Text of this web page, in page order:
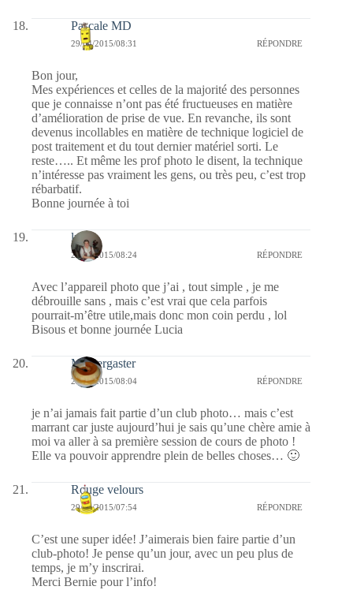
Pascale MD
29/04/2015/08:31 RÉPONDRE
Bon jour,
Mes expériences et celles de la majorité des personnes
que je connaisse n’ont pas été fructueuses en matière
d’amélioration de prise de vue. En revanche, ils sont
devenus incollables en matière de technique logiciel de
post traitement et du tout dernier matériel sorti. Le
reste….. Et même les prof photo le disent, la technique
n’intéresse pas vraiment les gens, ou très peu, c’est trop
rébarbatif.
Bonne journée à toi
lucia
29/04/2015/08:24 RÉPONDRE
Avec l’appareil photo que j’ai , tout simple , je me
débrouille sans , mais c’est vrai que cela parfois
pourrait-m’être utile,mais donc mon coin perdu , lol
Bisous et bonne journée Lucia
Messergaster
29/04/2015/08:04 RÉPONDRE
je n’ai jamais fait partie d’un club photo… mais c’est
marrant car juste aujourd’hui je sais qu’une chère amie à
moi va aller à sa première session de cours de photo !
Elle va pouvoir apprendre plein de belles choses… 🙂
Rouge velours
29/04/2015/07:54 RÉPONDRE
C’est une super idée! J’aimerais bien faire partie d’un
club-photo! Je pense qu’un jour, avec un peu plus de
temps, je m’y inscrirai.
Merci Bernie pour l’info!